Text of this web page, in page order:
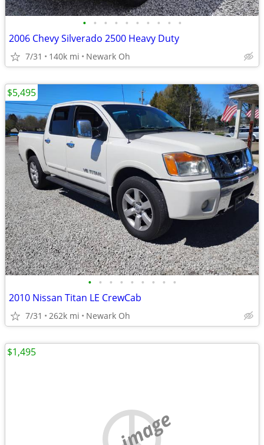
• • • • • • • • • •
2006 Chevy Silverado 2500 Heavy Duty
7/31 140k mi Newark Oh
• • • • • • • • •
2010 Nissan Titan LE CrewCab
7/31 262k mi Newark Oh
$5,495
$1,495